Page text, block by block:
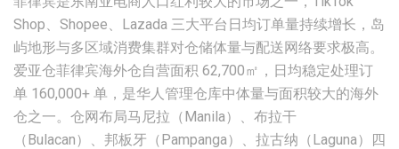
Shop、Shopee、Lazada 三大平台日均订单量持续增长，岛
屿地形与多区域消费集群对仓储体量与配送网络要求极高。
爱亚仓菲律宾海外仓自营面积 62,700㎡，日均稳定处理订
单 160,000+ 单，是华人管理仓库中体量与面积较大的海外
仓之一。仓网布局马尼拉（Manila）、布拉干
（Bulacan）、邦板牙（Pampanga）、拉古纳（Laguna）四